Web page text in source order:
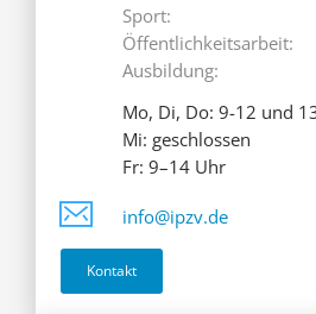
Sport:
Öffentlichkeitsarbeit:
Ausbildung:
Mo, Di, Do: 9-12 und
Mi: geschlossen
Fr: 9–14 Uhr
info@ipzv.de
Kontakt